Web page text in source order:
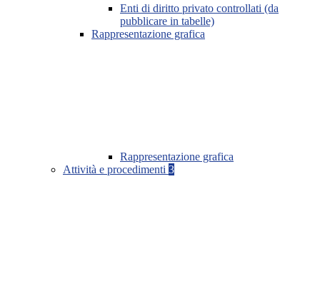
Enti di diritto privato controllati (da
pubblicare in tabelle)
Rappresentazione grafica
Rappresentazione grafica
Attività e procedimenti 3